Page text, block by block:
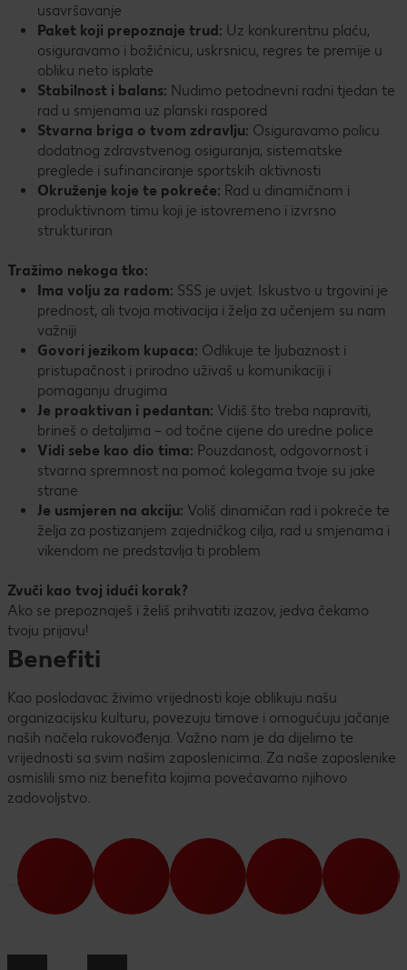
usavršavanje
Paket koji prepoznaje trud: Uz konkurentnu plaću,
osiguravamo i božićnicu, uskrsnicu, regres te premije u
obliku neto isplate
Stabilnost i balans: Nudimo petodnevni radni tjedan te
rad u smjenama uz planski raspored
Stvarna briga o tvom zdravlju: Osiguravamo policu
dodatnog zdravstvenog osiguranja, sistematske
preglede i sufinanciranje sportskih aktivnosti
Okruženje koje te pokreće: Rad u dinamičnom i
produktivnom timu koji je istovremeno i izvrsno
strukturiran
Tražimo nekoga tko:
Ima volju za radom: SSS je uvjet. Iskustvo u trgovini je
prednost, ali tvoja motivacija i želja za učenjem su nam
važniji
Govori jezikom kupaca: Odlikuje te ljubaznost i
pristupačnost i prirodno uživaš u komunikaciji i
pomaganju drugima
Je proaktivan i pedantan: Vidiš što treba napraviti,
brineš o detaljima – od točne cijene do uredne police
Vidi sebe kao dio tima: Pouzdanost, odgovornost i
stvarna spremnost na pomoć kolegama tvoje su jake
strane
Je usmjeren na akciju: Voliš dinamičan rad i pokreće te
želja za postizanjem zajedničkog cilja, rad u smjenama i
vikendom ne predstavlja ti problem
Zvuči kao tvoj idući korak?
Ako se prepoznaješ i želiš prihvatiti izazov, jedva čekamo
tvoju prijavu!
Benefiti
Kao poslodavac živimo vrijednosti koje oblikuju našu
organizacijsku kulturu, povezuju timove i omogućuju jačanje
naših načela rukovođenja. Važno nam je da dijelimo te
vrijednosti sa svim našim zaposlenicima. Za naše zaposlenike
osmislili smo niz benefita kojima povećavamo njihovo
zadovoljstvo.